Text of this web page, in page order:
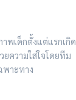
พเด็กตั้งแต่แรกเกิด
ยความใส่ใจโดยทีม
พาะทาง